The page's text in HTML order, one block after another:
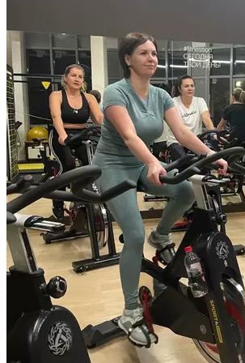
и самостоятельно определять оптимальную
на организм. На первую сайкл-
прибыть в зал за 20-25 минут до ее начала
первичного инструктажа по технике
и правилам безопасности. Длительность
55 минут.